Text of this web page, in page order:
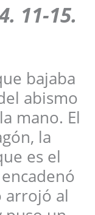
11-15.
bajaba
abismo
mano. El
la
es el
arrojó al